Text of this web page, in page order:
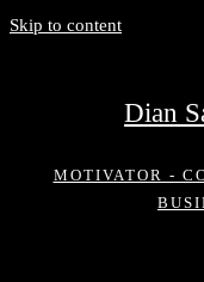
Skip to content
Dian
MOTIVATOR -